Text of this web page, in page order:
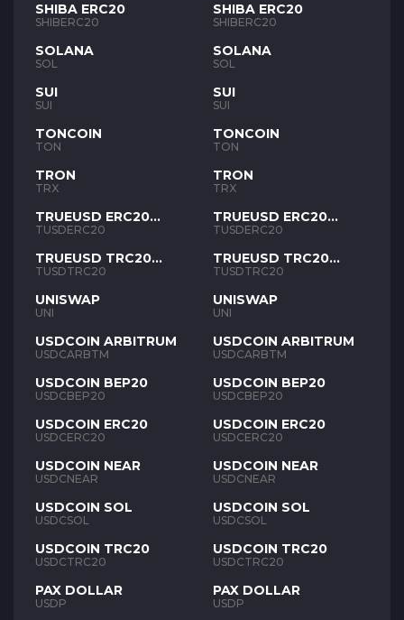
SHIBA ERC20
SHIBERC20
SOLANA
SOL
SUI
SUI
TONCOIN
TON
TRON
TRX
TRUEUSD ERC20
TUSD
TUSDERC20
TRUEUSD TRC20
TUSD
TUSDTRC20
UNISWAP
UNI
USDCOIN ARBITRUM
USDCARBTM
USDCOIN BEP20
USDCBEP20
USDCOIN ERC20
USDCERC20
USDCOIN NEAR
USDCNEAR
USDCOIN SOL
USDCSOL
USDCOIN TRC20
USDCTRC20
PAX DOLLAR
USDP
SHIBA ERC20
SHIBERC20
SOLANA
SOL
SUI
SUI
TONCOIN
TON
TRON
TRX
TRUEUSD ERC20
TUSD
TUSDERC20
TRUEUSD TRC20
TUSD
TUSDTRC20
UNISWAP
UNI
USDCOIN ARBITRUM
USDCARBTM
USDCOIN BEP20
USDCBEP20
USDCOIN ERC20
USDCERC20
USDCOIN NEAR
USDCNEAR
USDCOIN SOL
USDCSOL
USDCOIN TRC20
USDCTRC20
PAX DOLLAR
USDP